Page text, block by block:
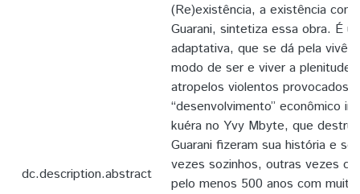
dc.description.abstract
(Re)existência, a existência com
Guarani, sintetiza essa obra. É
adaptativa, que se dá pela
modo de ser e viver a plenitude,
atropelos violentos provocados
“desenvolvimento” econômico
kuéra no Yvy Mbyte, que
Guarani fizeram sua história e
vezes sozinhos, outras vezes
pelo menos 500 anos com